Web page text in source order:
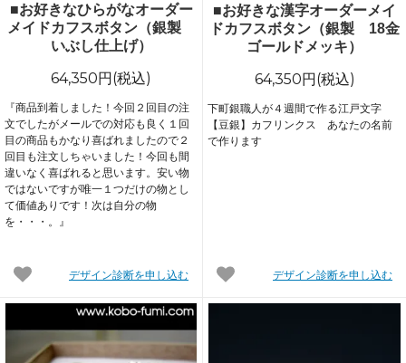
■お好きなひらがなオーダー
メイドカフスボタン（銀製
いぶし仕上げ）
64,350円(税込)
『商品到着しました！今回２回目の注
文でしたがメールでの対応も良く１回
目の商品もかなり喜ばれましたので２
回目も注文しちゃいました！今回も間
違いなく喜ばれると思います。安い物
ではないですが唯一１つだけの物とし
て価値ありです！次は自分の物
を・・・。』
デザイン診断を申し込む
■お好きな漢字オーダーメイ
ドカフスボタン（銀製 18金
ゴールドメッキ）
64,350円(税込)
下町銀職人が４週間で作る江戸文字
【豆銀】カフリンクス あなたの名前
で作ります
デザイン診断を申し込む